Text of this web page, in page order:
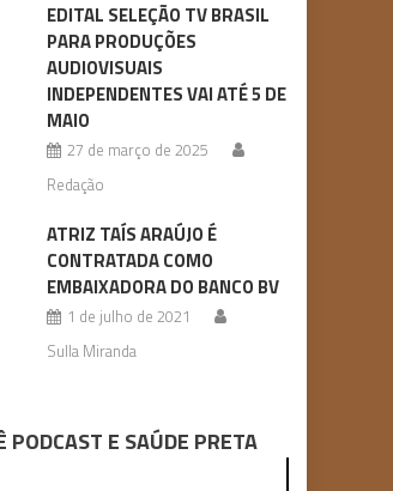
EDITAL SELEÇÃO TV BRASIL
PARA PRODUÇÕES
AUDIOVISUAIS
INDEPENDENTES VAI ATÉ 5 DE
MAIO
27 de março de 2025
Redação
ATRIZ TAÍS ARAÚJO É
CONTRATADA COMO
EMBAIXADORA DO BANCO BV
1 de julho de 2021
Sulla Miranda
PODCAST E SAÚDE PRETA